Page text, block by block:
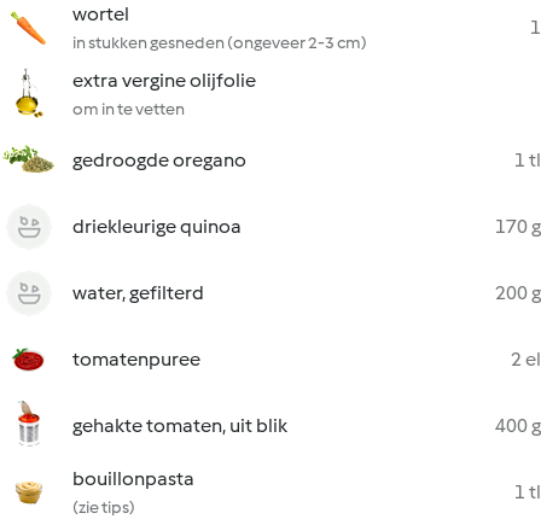
wortel
in stukken gesneden (ongeveer 2-3 cm)
1
extra vergine olijfolie
om in te vetten
gedroogde oregano 1 tl
driekleurige quinoa 170 g
water, gefilterd 200 g
tomatenpuree 2 el
gehakte tomaten, uit blik 400 g
bouillonpasta
(zie tips)
1 tl